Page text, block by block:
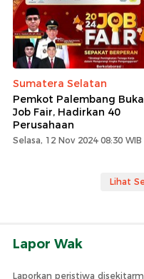
Sumatera Selatan
Pemkot Palembang Buka
Job Fair, Hadirkan 40
Perusahaan
Selasa, 12 Nov 2024 08:30 WIB
Lihat
Lapor Wak
Laporkan peristiwa